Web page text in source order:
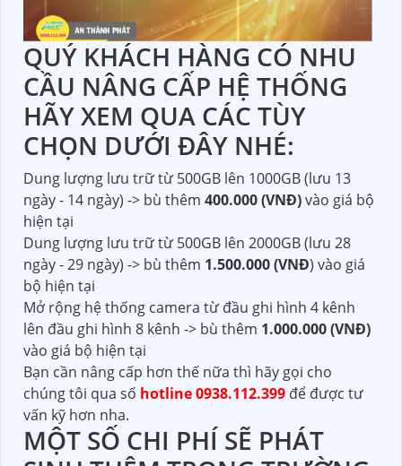
QUÝ KHÁCH HÀNG CÓ NHU
CẦU NÂNG CẤP HỆ THỐNG
HÃY XEM QUA CÁC TÙY
CHỌN DƯỚI ĐÂY NHÉ:
Dung lượng lưu trữ từ 500GB lên 1000GB (lưu 13
ngày - 14 ngày) -> bù thêm 400.000 (VNĐ)vào giá bộ
hiện tại
Dung lượng lưu trữ từ 500GB lên 2000GB (lưu 28
ngày - 29 ngày) -> bù thêm 1.500.000 (VNĐ) vào giá
bộ hiện tại
Mở rộng hệ thống camera từ đầu ghi hình 4 kênh
lên đầu ghi hình 8 kênh -> bù thêm 1.000.000 (VNĐ)
vào giá bộ hiện tại
Bạn cần nâng cấp hơn thế nữa thì hãy gọi cho
chúng tôi qua số hotline 0938.112.399 để được tư
vấn kỹ hơn nha.
MỘT SỐ CHI PHÍ SẼ PHÁT